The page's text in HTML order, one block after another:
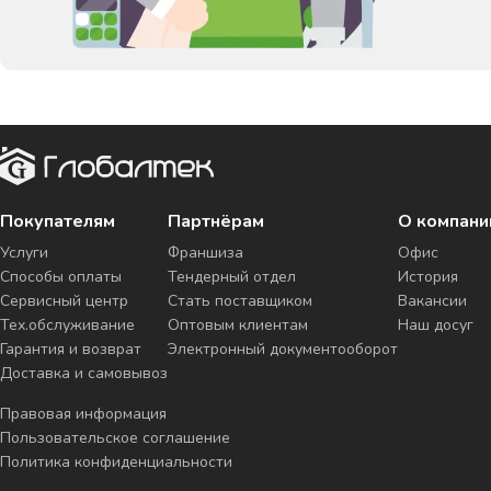
Покупателям
Услуги
Способы оплаты
Сервисный центр
Тех.обслуживание
Гарантия и возврат
Доставка и самовывоз
Партнёрам
Франшиза
Тендерный отдел
Стать поставщиком
Оптовым клиентам
Электронный документооборот
О
Офис
История
Вакансии
Наш досуг
Правовая информация
Пользовательское соглашение
Политика конфиденциальности